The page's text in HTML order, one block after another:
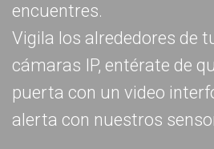
encuentres.
Vigila los alrededores de
cámaras IP, entérate de
puerta con un video
alerta con nuestros